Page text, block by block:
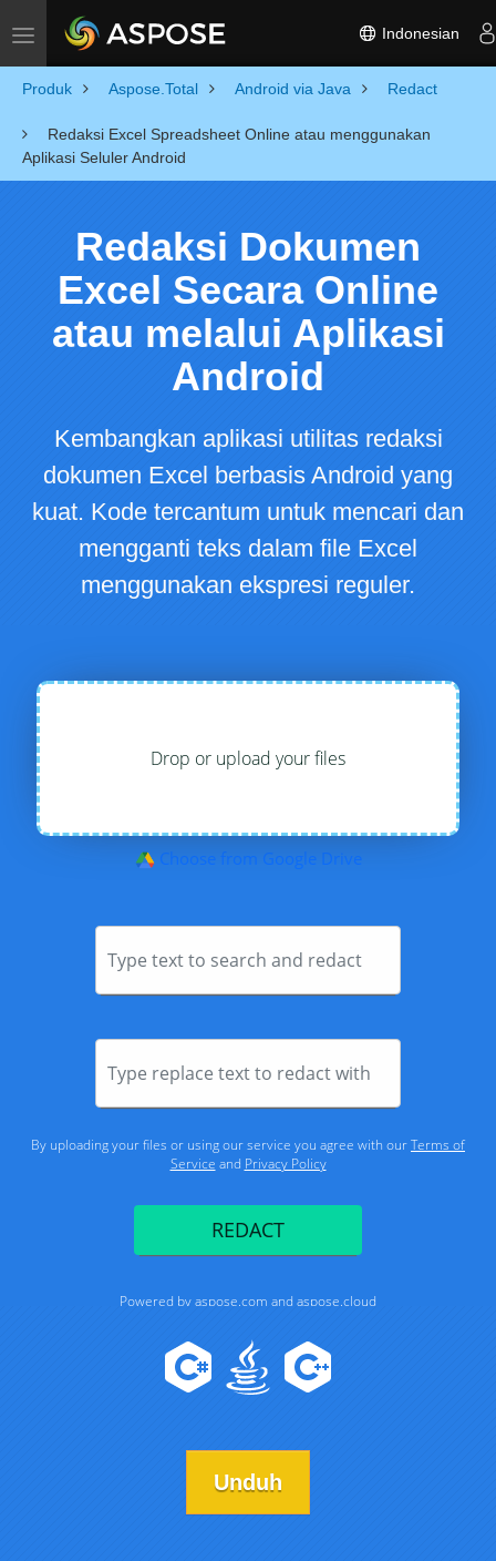
Toggle navigation Indonesian
Produk Aspose.Total Android via Java Redact
Redaksi Excel Spreadsheet Online atau menggunakan
Aplikasi Seluler Android
Redaksi Dokumen
Excel Secara Online
atau melalui Aplikasi
Android
Kembangkan aplikasi utilitas redaksi
dokumen Excel berbasis Android yang
kuat. Kode tercantum untuk mencari dan
mengganti teks dalam file Excel
menggunakan ekspresi reguler.
Unduh